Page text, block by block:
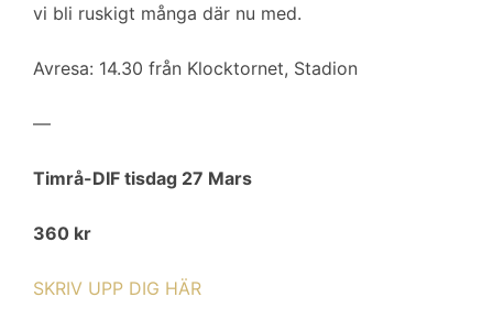
vi bli ruskigt många där nu med.
Avresa: 14.30 från Klocktornet, Stadion
—
Timrå-DIF tisdag 27 Mars
360 kr
SKRIV UPP DIG HÄR